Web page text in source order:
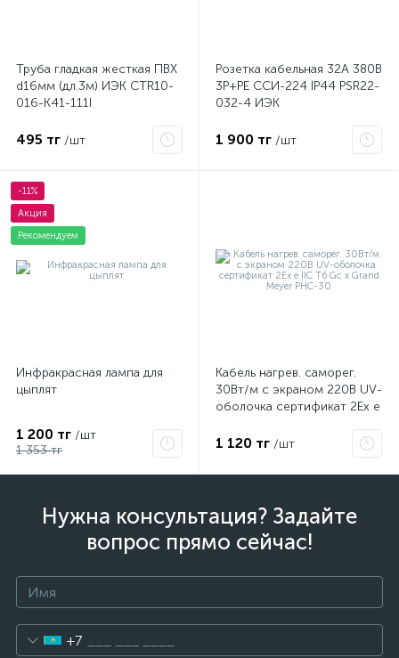
Труба гладкая жесткая ПВХ
d16мм (дл.3м) ИЭК CTR10-
016-K41-111I
495 тг /шт
Розетка кабельная 32А 380В
3P+PЕ ССИ-224 IP44 PSR22-
032-4 ИЭК
1 900 тг /шт
-11%
Акция
Рекомендуем
Инфракрасная лампа для
цыплят
1 200 тг /шт
1 353 тг
Кабель нагрев. саморег.
30Вт/м с экраном 220В UV-
оболочка сертификат 2Ex e
PHC-30
1 120 тг /шт
Нужна консультация? Задайте
вопрос прямо сейчас!
+7